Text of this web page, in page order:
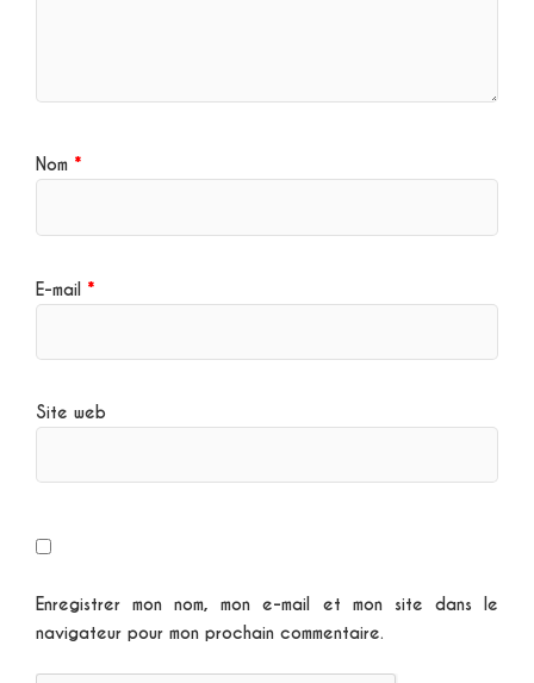
Nom *
E-mail *
Site web
Enregistrer mon nom, mon e-mail et mon site dans le
navigateur pour mon prochain commentaire.